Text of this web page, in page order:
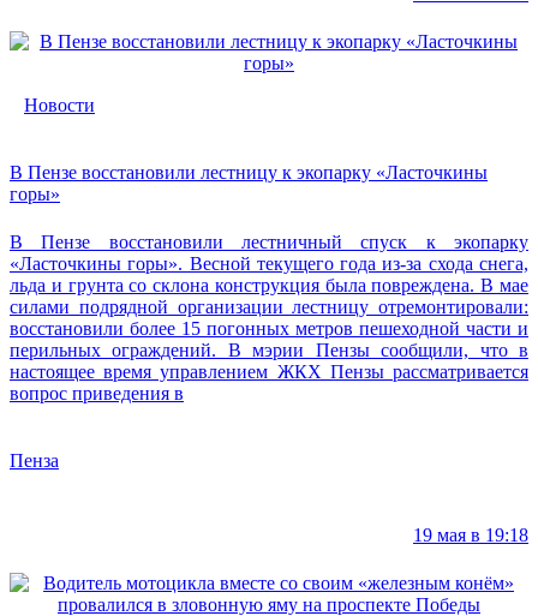
Новости
В Пензе восстановили лестницу к экопарку «Ласточкины
горы»
В Пензе восстановили лестничный спуск к экопарку
«Ласточкины горы». Весной текущего года из-за схода снега,
льда и грунта со склона конструкция была повреждена. В мае
силами подрядной организации лестницу отремонтировали:
восстановили более 15 погонных метров пешеходной части и
перильных ограждений. В мэрии Пензы сообщили, что в
настоящее время управлением ЖКХ Пензы рассматривается
вопрос приведения в
Пенза
19 мая в 19:18